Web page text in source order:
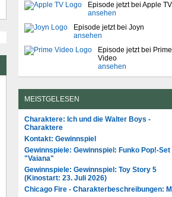
Episode jetzt bei Apple TV
ansehen
Episode jetzt bei Joyn
ansehen
Episode jetzt bei Prime
Video
ansehen
MEISTGELESEN
Charaktere: Ich und die Walter Boys -
Charaktere
Kontakt: Gewinnspiel
Gewinnspiele: Gewinnspiel: Funko Pop!-Set
"Vaiana"
Gewinnspiele: Gewinnspiel: Toy Story 5
(Kinostart: 23. Juli 2026)
Chicago Fire - Charakterbeschreibungen: